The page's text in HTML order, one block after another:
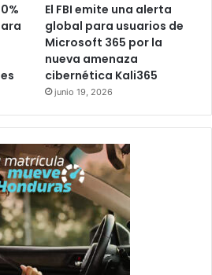
El FBI emite una alerta
global para usuarios de
Microsoft 365 por la
nueva amenaza
cibernética Kali365
junio 19, 2026